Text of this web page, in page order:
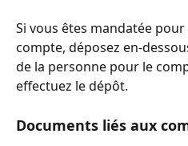
Si vous êtes mandatée
compte, déposez en-
de la personne pour le
effectuez le dépôt.
Documents liés aux